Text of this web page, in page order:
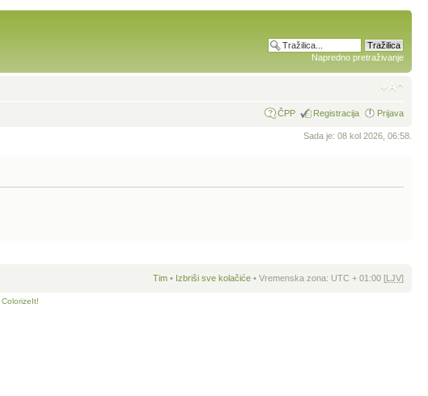
Napredno pretraživanje
ČPP Registracija Prijava
Sada je: 08 kol 2026, 06:58.
Tim • Izbriši sve kolačiće • Vremenska zona: UTC + 01:00 [LJV]
ColorizeIt!